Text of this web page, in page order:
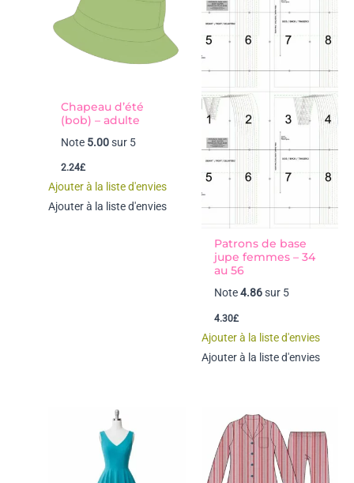
Chapeau d’été
(bob) – adulte
Note 5.00sur 5
2.24£
Ajouter à la liste d'envies
Ajouter à la liste d'envies
Patrons de base
jupe femmes – 34
au 56
Note4.86sur 5
4.30£
Ajouter à la liste d'envies
Ajouter à la liste d'envies